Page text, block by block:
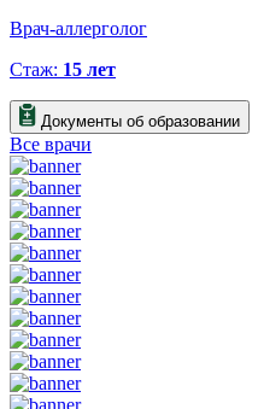
Врач-аллерголог
Стаж: 15 лет
Документы об образовании
Все врачи